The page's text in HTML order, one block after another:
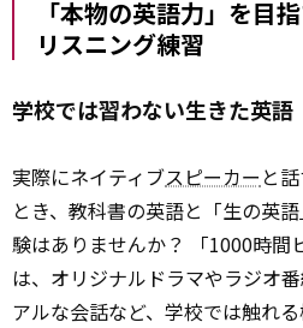
「本物の英語力」を目
リスニング練習
学校では習わない生きた英語
実際にネイティブスピーカー と
とき、教科書の英語と「生の英
験はありませんか？ 「1000時間
は、オリジナルドラマやラジオ
アルな会話など、学校では触れ